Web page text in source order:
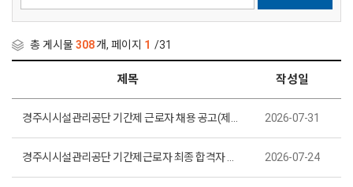
총 게시물308개, 페이지 1 /31
제목 작성일
2026-07-31
2026-07-24